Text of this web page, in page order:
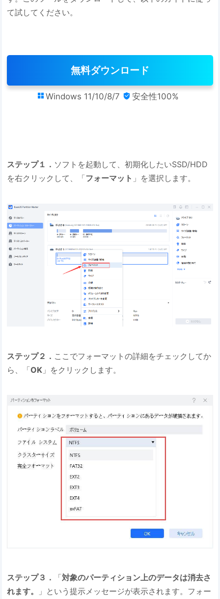
て試してください。
無料ダウンロード
 Windows 11/10/8/7  安全性100%
ステップ１． ソフトを起動して、初期化したいSSD/HDD
を右クリックして、「フォーマット 」を選択します。
ステップ２． ここでフォーマットの詳細をチェックしてか
ら、「OK 」をクリックします。
ステップ３． 「対象のパーティション上のデータは消去さ
れます。
」という提示メッセージが表示されます。フォー